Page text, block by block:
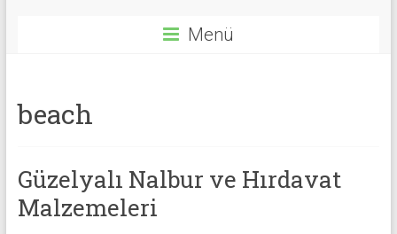
Menü
beach
Güzelyalı Nalbur ve Hırdavat
Malzemeleri